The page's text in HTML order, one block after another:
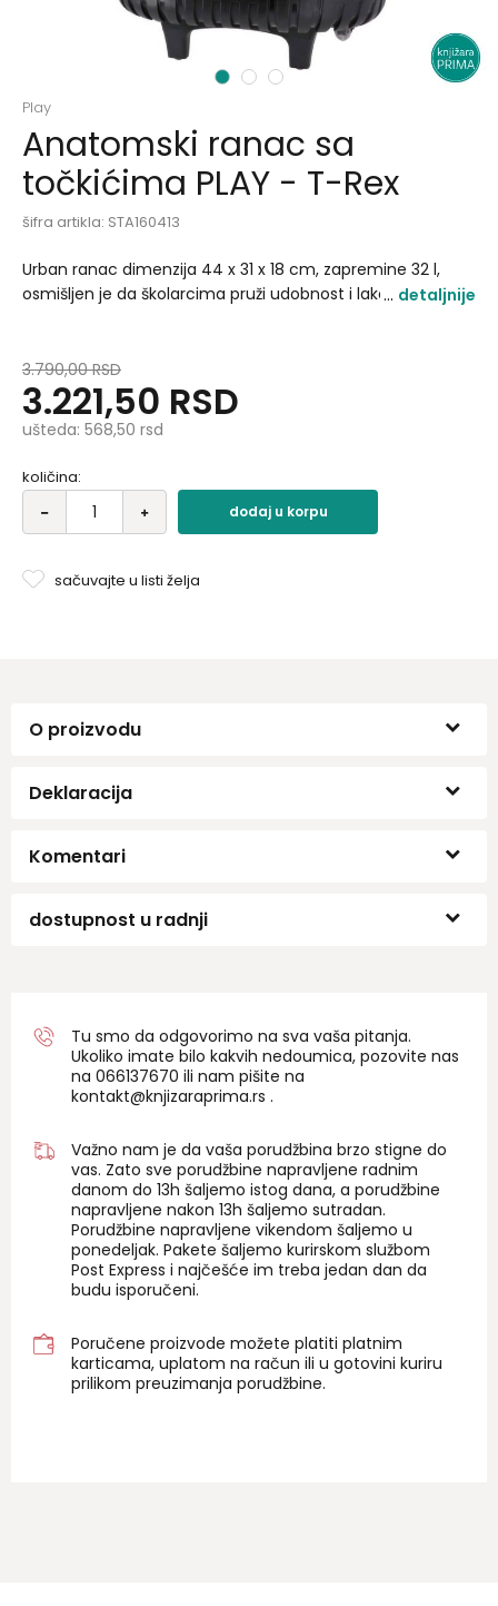
1 2 3
Play
Anatomski ranac sa
točkićima PLAY - T-Rex
šifra artikla: STA160413
Urban ranac dimenzija 44 x 31 x 18 cm, zapremine 32 l,
osmišljen je da školarcima pruži udobnost i lakoću nošenja
opterećenja na leđa, što ga čini savršenim za školu,
putovanja i vannastavne aktivnosti..
detaljnije
3.790,00 RSD
3.221,50 RSD
ušteda: 568,50 rsd
količina:
dodaj u korpu
sačuvajte u listi želja
O proizvodu
Deklaracija
Komentari
dostupnost u radnji
Tu smo da odgovorimo na sva vaša pitanja.
Ukoliko imate bilo kakvih nedoumica, pozovite nas
na 066137670 ili nam pišite na
kontakt@knjizaraprima.rs .
Važno nam je da vaša porudžbina brzo stigne do
vas. Zato sve porudžbine napravljene radnim
danom do 13h šaljemo istog dana, a porudžbine
napravljene nakon 13h šaljemo sutradan.
Porudžbine napravljene vikendom šaljemo u
ponedeljak. Pakete šaljemo kurirskom službom
Post Express i najčešće im treba jedan dan da
budu isporučeni.
Poručene proizvode možete platiti platnim
karticama, uplatom na račun ili u gotovini kuriru
prilikom preuzimanja porudžbine.